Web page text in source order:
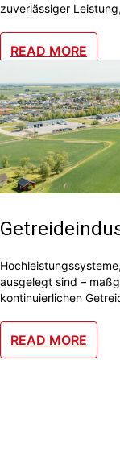
zuverlässiger
READ MORE
ausgelegt sind –
kontinuierlichen
READ MORE